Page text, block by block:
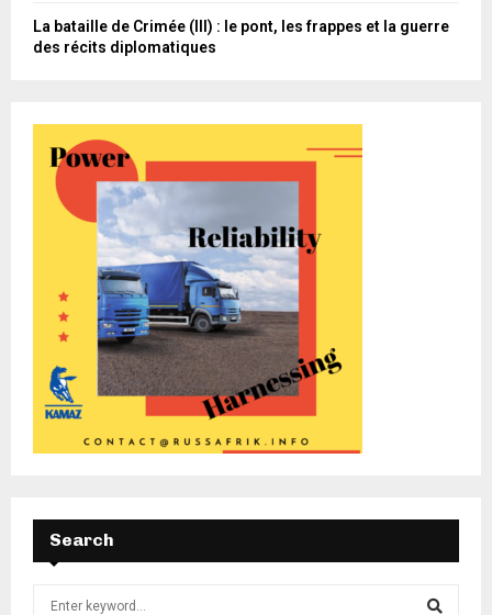
La bataille de Crimée (III) : le pont, les frappes et la guerre
des récits diplomatiques
Search